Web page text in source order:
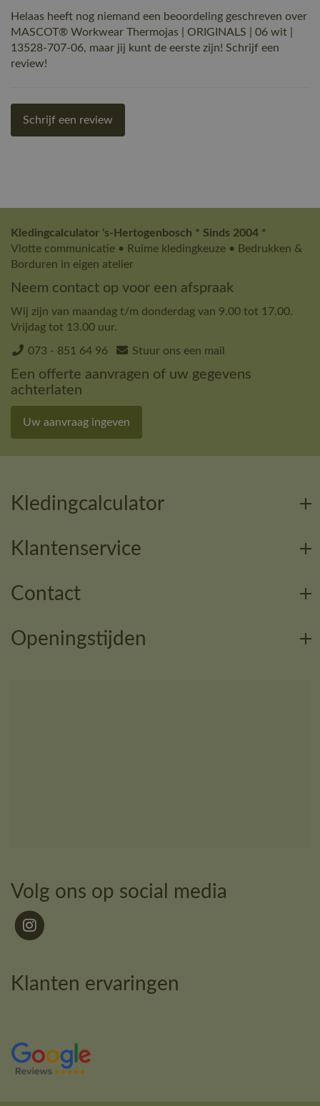
Helaas heeft nog niemand een beoordeling geschreven over
MASCOT® Workwear Thermojas | ORIGINALS | 06 wit |
13528-707-06, maar jij kunt de eerste zijn! Schrijf een
review!
Schrijf een review
Kledingcalculator 's-Hertogenbosch * Sinds 2004 *
Vlotte communicatie • Ruime kledingkeuze • Bedrukken &
Borduren in eigen atelier
Neem contact op voor een afspraak
Wij zijn van maandag t/m donderdag van 9.00 tot 17.00.
Vrijdag tot 13.00 uur.
073 - 851 64 96 Stuur ons een mail
Een offerte aanvragen of uw gegevens
achterlaten
Uw aanvraag ingeven
Kledingcalculator
Klantenservice
Contact
Openingstijden
Volg ons op social media
Klanten ervaringen